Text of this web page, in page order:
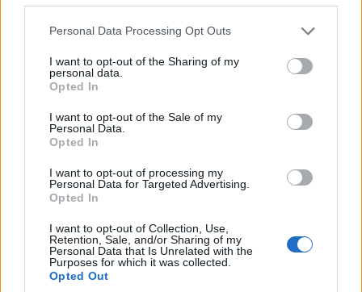
Please note that this website/app uses one or more Google
not limited to your visit or usage behaviour. You may click to
grant or deny consent to Google and its third-party tags to
use your data for below specified purposes in below Google
consent section.
Personal Data Processing Opt Outs
I want to opt-out of the Sharing of my
personal data.
Opted In
I want to opt-out of the Sale of my
Personal Data.
Opted In
I want to opt-out of processing my
Personal Data for Targeted Advertising.
Opted In
I want to opt-out of Collection, Use,
Retention, Sale, and/or Sharing of my
Personal Data that Is Unrelated with the
Purposes for which it was collected.
Opted Out